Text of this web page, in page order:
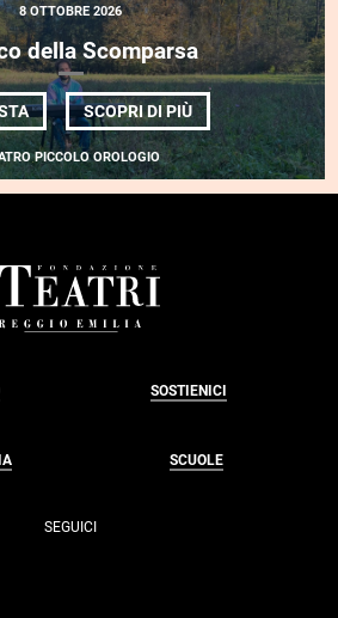
8 OTTOBRE 2026
della Scomparsa
SCOPRI DI PIÙDI
CANTICO
DELLA
SCOMPARSA
PICCOLO OROLOGIO
SOSTIENICI
SCUOLE
SEGUICI